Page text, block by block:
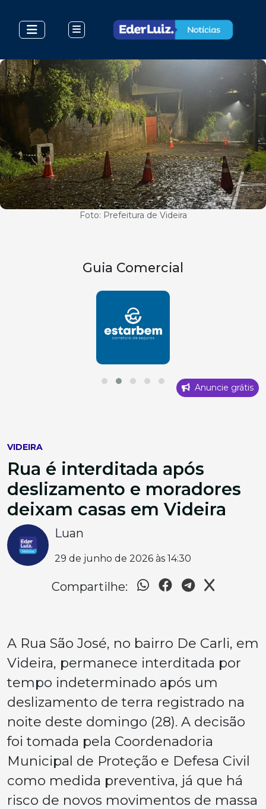
Foto: Prefeitura de Videira
Guia Comercial
Anuncie grátis
VIDEIRA
Rua é interditada após
deslizamento e moradores
deixam casas em Videira
Luan
29 de junho de 2026 às 14:30
Compartilhe:
A Rua São José, no bairro De Carli, em
Videira, permanece interditada por
tempo indeterminado após um
deslizamento de terra registrado na
noite deste domingo (28). A decisão
foi tomada pela Coordenadoria
Municipal de Proteção e Defesa Civil
como medida preventiva, já que há
risco de novos movimentos de massa